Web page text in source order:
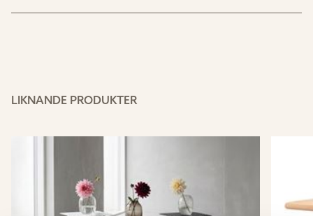
LIKNANDE PRODUKTER